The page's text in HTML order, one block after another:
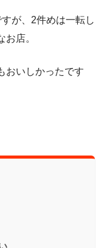
が、2件めは一転し
店。
おいしかったです